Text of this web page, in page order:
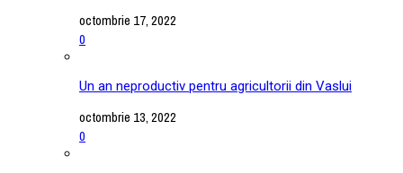
octombrie 17, 2022
0
Un an neproductiv pentru agricultorii din Vaslui
octombrie 13, 2022
0